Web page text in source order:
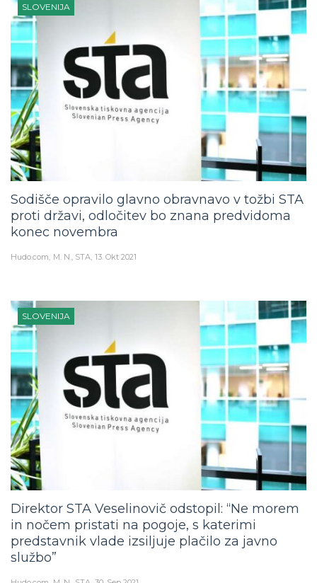
SLOVENIJA
Sodišče opravilo glavno obravnavo v tožbi STA
proti državi, odločitev bo znana predvidoma
konec novembra
Hudo.com M. N., STA 13. Okt 2021
SLOVENIJA
Direktor STA Veselinovič odstopil: “Ne morem
in nočem pristati na pogoje, s katerimi
predstavnik vlade izsiljuje plačilo za javno
službo”